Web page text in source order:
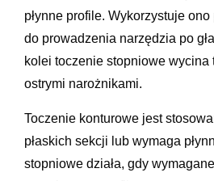
płynne profile. Wykorzystuje
do prowadzenia narzędzia po
kolei toczenie stopniowe wycina
ostrymi narożnikami.
Toczenie konturowe jest
płaskich sekcji lub wymaga
stopniowe działa, gdy